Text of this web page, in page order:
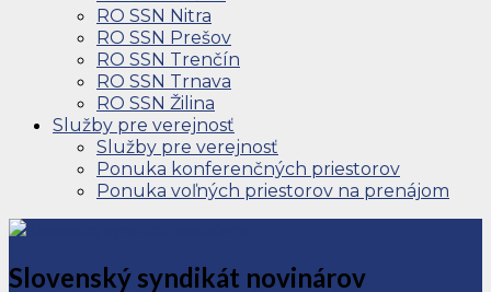
RO SSN Nitra
RO SSN Prešov
RO SSN Trenčín
RO SSN Trnava
RO SSN Žilina
Služby pre verejnosť
Služby pre verejnosť
Ponuka konferenčných priestorov
Ponuka voľných priestorov na prenájom
Slovenský syndikát novinárov